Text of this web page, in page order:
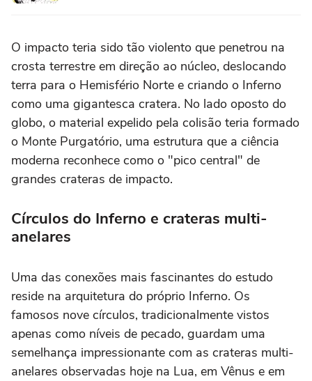
O impacto teria sido tão violento que penetrou na
crosta terrestre em direção ao núcleo, deslocando
terra para o Hemisfério Norte e criando o Inferno
como uma gigantesca cratera. No lado oposto do
globo, o material expelido pela colisão teria formado
o Monte Purgatório, uma estrutura que a ciência
moderna reconhece como o "pico central" de
grandes crateras de impacto.
Círculos do Inferno e crateras multi-
anelares
Uma das conexões mais fascinantes do estudo
reside na arquitetura do próprio Inferno. Os
famosos nove círculos, tradicionalmente vistos
apenas como níveis de pecado, guardam uma
semelhança impressionante com as crateras multi-
anelares observadas hoje na Lua, em Vênus e em